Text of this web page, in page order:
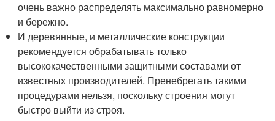
очень важно распределять максимально равномерно
и бережно.
И деревянные, и металлические конструкции
рекомендуется обрабатывать только
высококачественными защитными составами от
известных производителей. Пренебрегать такими
процедурами нельзя, поскольку строения могут
быстро выйти из строя.